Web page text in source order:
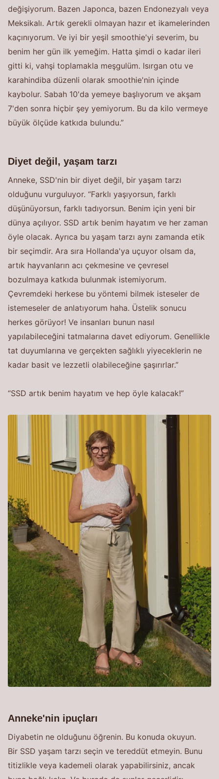
değişiyorum. Bazen Japonca, bazen Endonezyalı veya
Meksikalı. Artık gerekli olmayan hazır et ikamelerinden
kaçınıyorum. Ve iyi bir yeşil smoothie'yi severim, bu
benim her gün ilk yemeğim. Hatta şimdi o kadar ileri
gitti ki, vahşi toplamakla meşgulüm. Isırgan otu ve
karahindiba düzenli olarak smoothie'nin içinde
kaybolur. Sabah 10'da yemeye başlıyorum ve akşam
7'den sonra hiçbir şey yemiyorum. Bu da kilo vermeye
büyük ölçüde katkıda bulundu.”
Diyet değil, yaşam tarzı
Anneke, SSD'nin bir diyet değil, bir yaşam tarzı
olduğunu vurguluyor. “Farklı yaşıyorsun, farklı
düşünüyorsun, farklı tadıyorsun. Benim için yeni bir
dünya açılıyor. SSD artık benim hayatım ve her zaman
öyle olacak. Ayrıca bu yaşam tarzı aynı zamanda etik
bir seçimdir. Ara sıra Hollanda'ya uçuyor olsam da,
artık hayvanların acı çekmesine ve çevresel
bozulmaya katkıda bulunmak istemiyorum.
Çevremdeki herkese bu yöntemi bilmek isteseler de
istemeseler de anlatıyorum haha. Üstelik sonucu
herkes görüyor! Ve insanları bunun nasıl
yapılabileceğini tatmalarına davet ediyorum. Genellikle
tat duyumlarına ve gerçekten sağlıklı yiyeceklerin ne
kadar basit ve lezzetli olabileceğine şaşırırlar.”
“SSD artık benim hayatım ve hep öyle kalacak!”
Anneke'nin ipuçları
Diyabetin ne olduğunu öğrenin. Bu konuda okuyun.
Bir SSD yaşam tarzı seçin ve tereddüt etmeyin. Bunu
titizlikle veya kademeli olarak yapabilirsiniz, ancak